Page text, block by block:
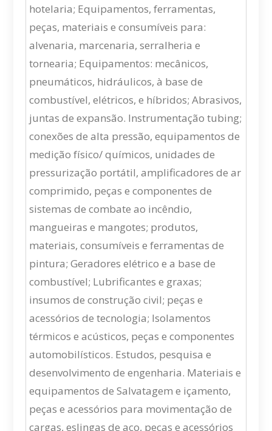
hotelaria; Equipamentos, ferramentas,
peças, materiais e consumíveis para:
alvenaria, marcenaria, serralheria e
tornearia; Equipamentos: mecânicos,
pneumáticos, hidráulicos, à base de
combustível, elétricos, e híbridos; Abrasivos,
juntas de expansão. Instrumentação tubing;
conexões de alta pressão, equipamentos de
medição físico/ químicos, unidades de
pressurização portátil, amplificadores de ar
comprimido, peças e componentes de
sistemas de combate ao incêndio,
mangueiras e mangotes; produtos,
materiais, consumíveis e ferramentas de
pintura; Geradores elétrico e a base de
combustível; Lubrificantes e graxas;
insumos de construção civil; peças e
acessórios de tecnologia; Isolamentos
térmicos e acústicos, peças e componentes
automobilísticos. Estudos, pesquisa e
desenvolvimento de engenharia. Materiais e
equipamentos de Salvatagem e içamento,
peças e acessórios para movimentação de
cargas, eslingas de aço, peças e acessórios